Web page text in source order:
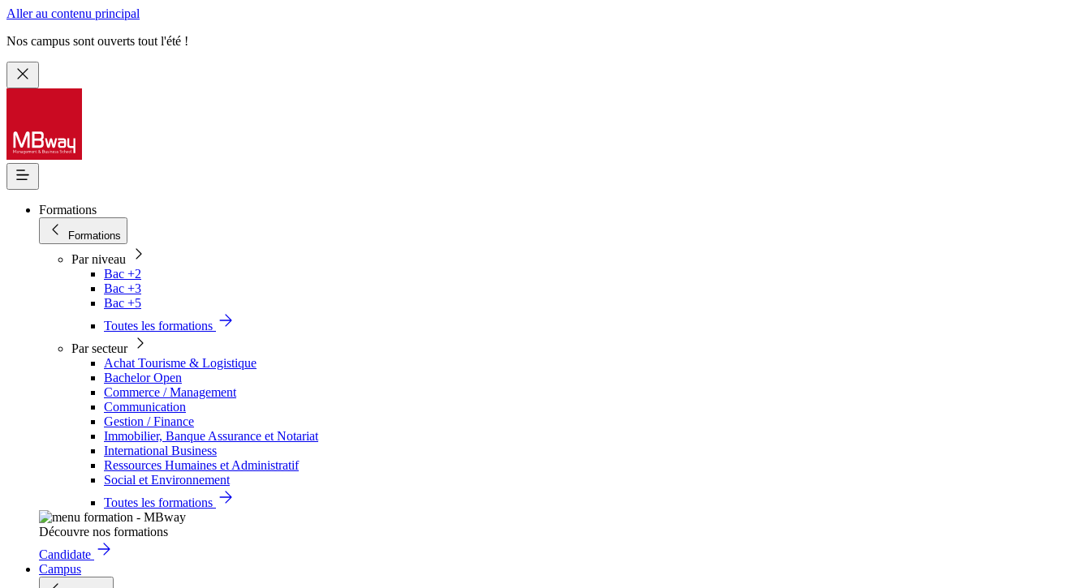
Aller au contenu principal
Nos campus sont ouverts tout l'été !
Formations
Formations
Par niveau
Bac +2
Bac +3
Bac +5
Toutes les formations
Par secteur
Achat Tourisme & Logistique
Bachelor Open
Commerce / Management
Communication
Gestion / Finance
Immobilier, Banque Assurance et Notariat
International Business
Ressources Humaines et Administratif
Social et Environnement
Toutes les formations
Découvre nos formations
Candidate
Campus